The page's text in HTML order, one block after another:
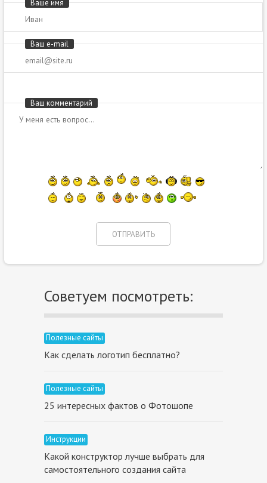
Ваше имя
Ваш e-mail
Ваш комментарий
Советуем посмотреть:
Полезные сайты
Как сделать логотип бесплатно?
Полезные сайты
25 интересных фактов о Фотошопе
Инструкции
Какой конструктор лучше выбрать для
самостоятельного создания сайта